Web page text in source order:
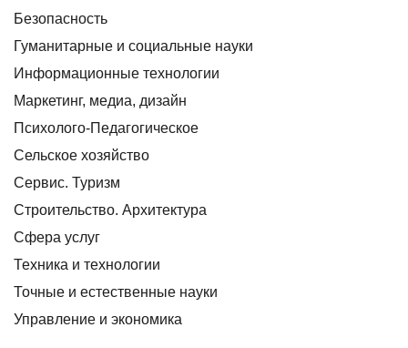
Безопасность
Гуманитарные и социальные науки
Информационные технологии
Маркетинг, медиа, дизайн
Психолого-Педагогическое
Сельское хозяйство
Сервис. Туризм
Строительство. Архитектура
Сфера услуг
Техника и технологии
Точные и естественные науки
Управление и экономика